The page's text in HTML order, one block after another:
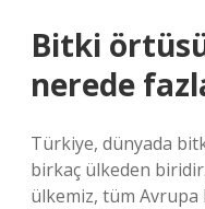
Bitki
nerede
Türkiye, dünyada
birkaç ülkeden
ülkemiz, tüm Avrupa